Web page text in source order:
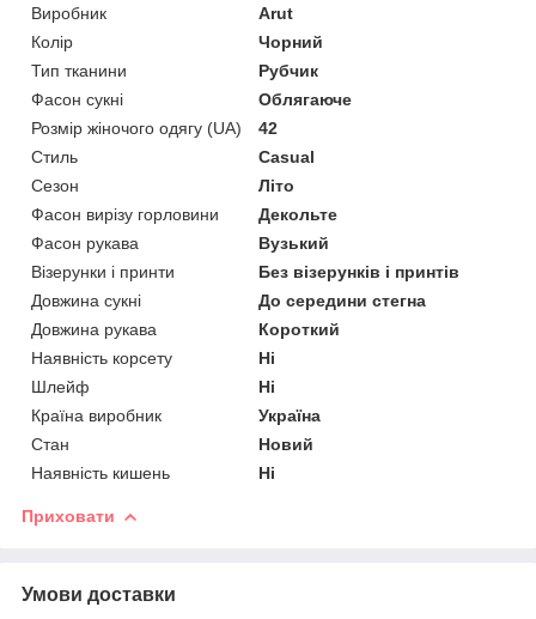
Виробник
Arut
Колір
Чорний
Тип тканини
Рубчик
Фасон сукні
Облягаюче
Розмір жіночого одягу (UA)
42
Стиль
Casual
Сезон
Літо
Фасон вирізу горловини
Декольте
Фасон рукава
Вузький
Візерунки і принти
Без візерунків і принтів
Довжина сукні
До середини стегна
Довжина рукава
Короткий
Наявність корсету
Ні
Шлейф
Ні
Країна виробник
Україна
Стан
Новий
Наявність кишень
Ні
Приховати
Умови доставки